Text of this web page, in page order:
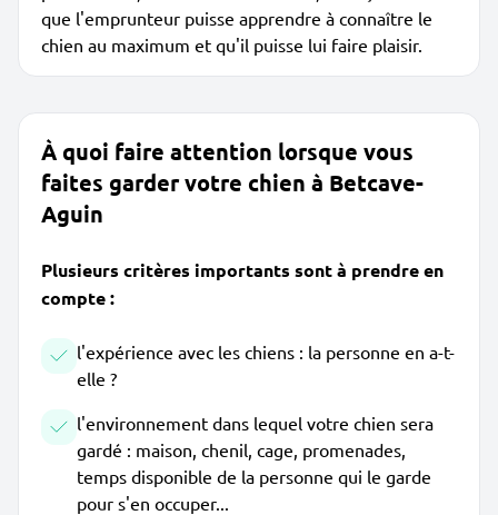
que l'emprunteur puisse apprendre à connaître le
chien au maximum et qu'il puisse lui faire plaisir.
À quoi faire attention lorsque vous
faites garder votre chien à Betcave-
Aguin
Plusieurs critères importants sont à prendre en
compte :
l'expérience avec les chiens : la personne en a-t-
elle ?
l'environnement dans lequel votre chien sera
gardé : maison, chenil, cage, promenades,
temps disponible de la personne qui le garde
pour s'en occuper...